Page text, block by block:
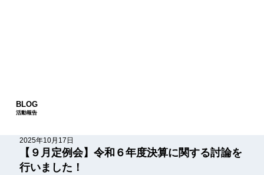
BLOG
活動報告
【９月定例会】令和６年度決算に関する討論を
行いました！
2025年10月17日